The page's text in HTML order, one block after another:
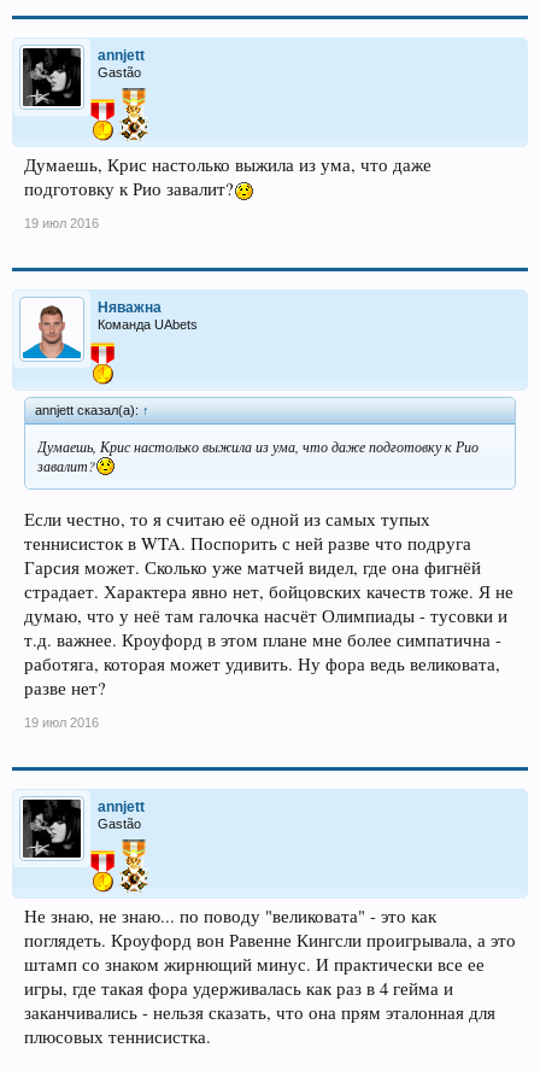
annjett
Gastão
Думаешь, Крис настолько выжила из ума, что даже
подготовку к Рио завалит?
19 июл 2016
Няважна
Команда UAbets
annjett сказал(а): ↑
Думаешь, Крис настолько выжила из ума, что даже подготовку к Рио
завалит?
Если честно, то я считаю её одной из самых тупых
теннисисток в WTA. Поспорить с ней разве что подруга
Гарсия может. Сколько уже матчей видел, где она фигнёй
страдает. Характера явно нет, бойцовских качеств тоже. Я не
думаю, что у неё там галочка насчёт Олимпиады - тусовки и
т.д. важнее. Кроуфорд в этом плане мне более симпатична -
работяга, которая может удивить. Ну фора ведь великовата,
разве нет?
19 июл 2016
annjett
Gastão
Не знаю, не знаю... по поводу "великовата" - это как
поглядеть. Кроуфорд вон Равенне Кингсли проигрывала, а это
штамп со знаком жирнющий минус. И практически все ее
игры, где такая фора удерживалась как раз в 4 гейма и
заканчивались - нельзя сказать, что она прям эталонная для
плюсовых теннисистка.